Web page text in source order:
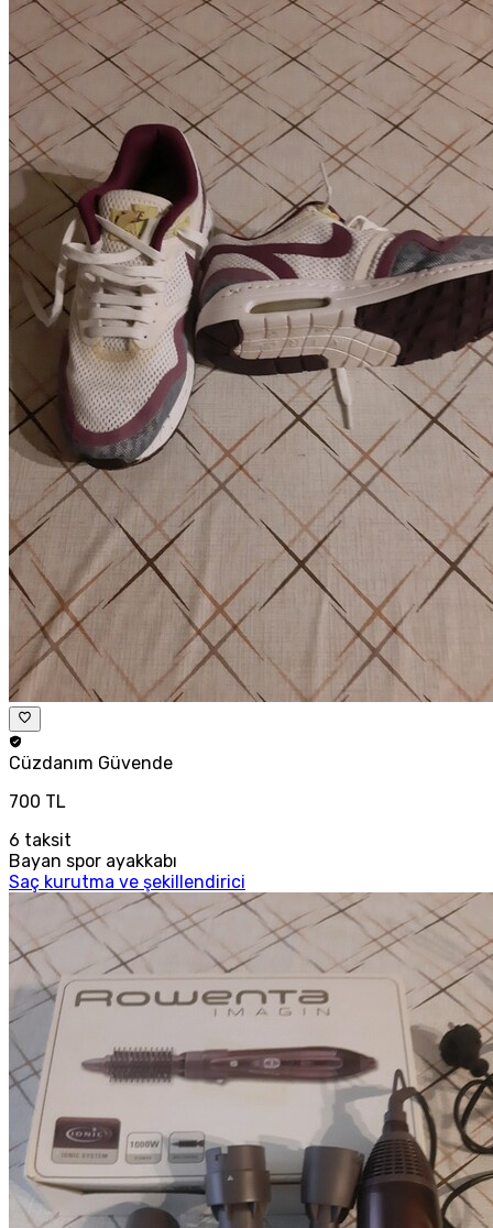
Cüzdanım Güvende
700 TL
6 taksit
Bayan spor ayakkabı
Saç kurutma ve şekillendirici